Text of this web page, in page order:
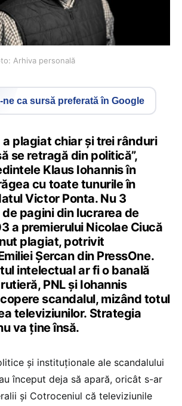
Arhiva personală
ne ca sursă preferată în Google
a plagiat chiar și trei rânduri
se retragă din politică”,
Klaus Iohannis în
cu toate tunurile în
Victor Ponta. Nu 3
pagini din lucrarea de
a premierului Nicolae Ciucă
plagiat, potrivit
Șercan din PressOne.
intelectual ar fi o banală
PNL și Iohannis
scandalul, mizând totul
televiziunilor. Strategia
va ține însă.
și instituționale ale scandalului
început deja să apară, oricât s-ar
și Cotroceniul că televiziunile